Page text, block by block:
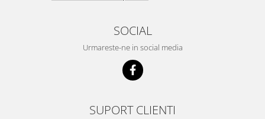
SOCIAL
Urmareste-ne in social media
SUPORT CLIENTI